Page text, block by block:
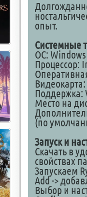
опыт.
Системные
OC:
Процессор:
Видеокарта:
Поддержка:
Место на
(по
Запуск и
Скачать в
свойствах
Запускаем
Add ->
Выбор и